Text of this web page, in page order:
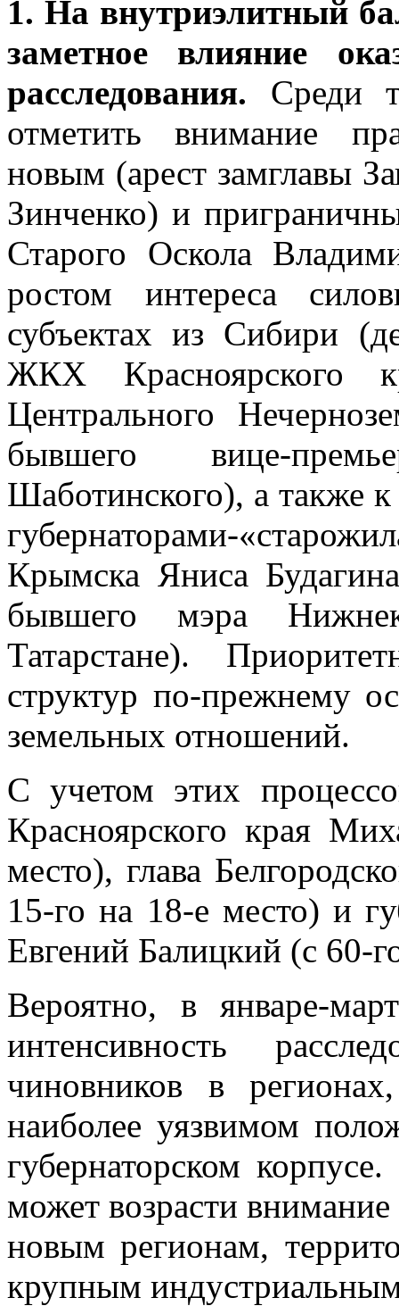
1. На внутриэлитный
заметное влияние
расследования. Среди
отметить внимание
новым (арест замглавы
Зинченко) и
Старого Оскола
ростом интереса
субъектах из Сибири
ЖКХ Красноярского
Центрального
бывшего вице-
Шаботинского), а также к
губернаторами-
Крымска Яниса
бывшего мэра
Татарстане).
структур по-прежнему
земельных отношений.
С учетом этих
Красноярского края
место), глава
15-го на 18-е место) и
Евгений Балицкий (с 60-
Вероятно, в январе-
интенсивность
чиновников в
наиболее уязвимом
губернаторском
может возрасти
новым регионам,
крупным